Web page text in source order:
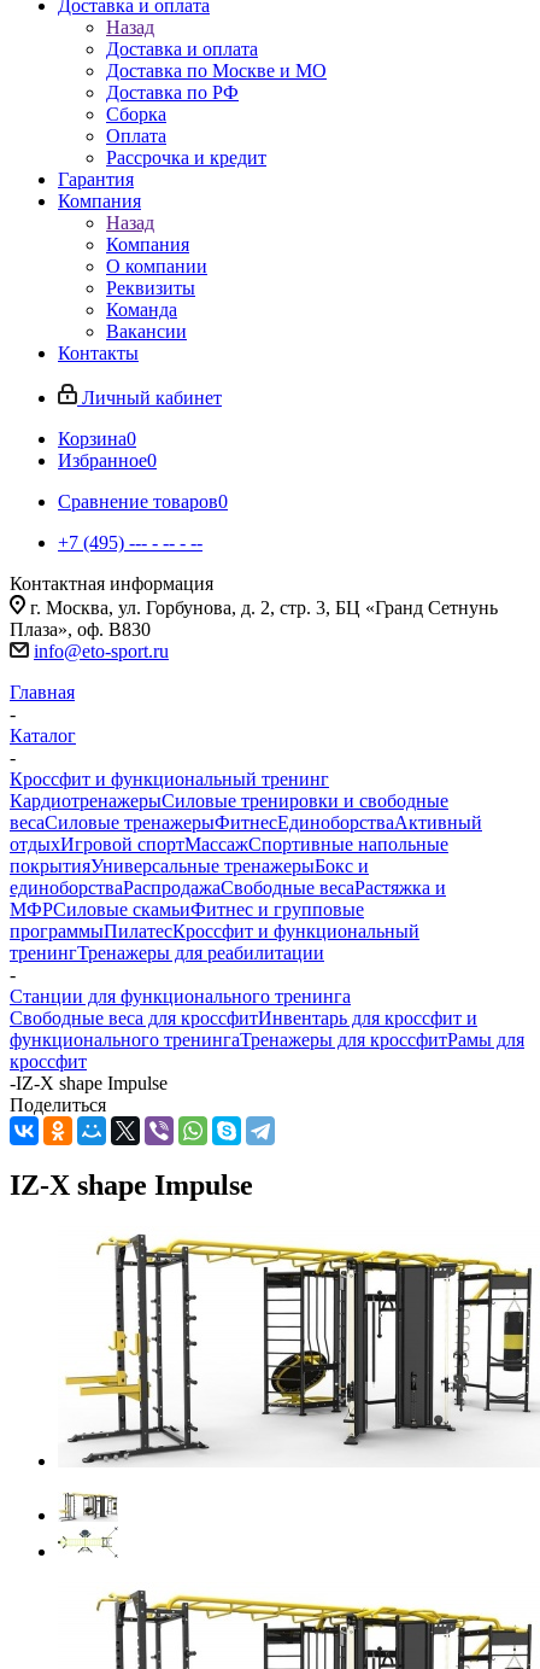
Доставка и оплата
Назад
Доставка и оплата
Доставка по Москве и МО
Доставка по РФ
Сборка
Оплата
Рассрочка и кредит
Гарантия
Компания
Назад
Компания
О компании
Реквизиты
Команда
Вакансии
Контакты
Личный кабинет
Корзина0
Избранное0
Сравнение товаров0
+7 (495) --- - -- - --
Контактная информация
г. Москва, ул. Горбунова, д. 2, стр. 3, БЦ «Гранд Сетнунь
Плаза», оф. В830
info@eto-sport.ru
Главная
-
Каталог
-
Кроссфит и функциональный тренинг
КардиотренажерыСиловые тренировки и свободные
весаСиловые тренажерыФитнесЕдиноборстваАктивный
отдыхИгровой спортМассажСпортивные напольные
покрытияУниверсальные тренажерыБокс и
единоборстваРаспродажаСвободные весаРастяжка и
МФРСиловые скамьиФитнес и групповые
программыПилатесКроссфит и функциональный
тренингТренажеры для реабилитации
-
Станции для функционального тренинга
Свободные веса для кроссфитИнвентарь для кроссфит и
функционального тренингаТренажеры для кроссфитРамы для
кроссфит
-IZ-X shape Impulse
Поделиться
IZ-X shape Impulse